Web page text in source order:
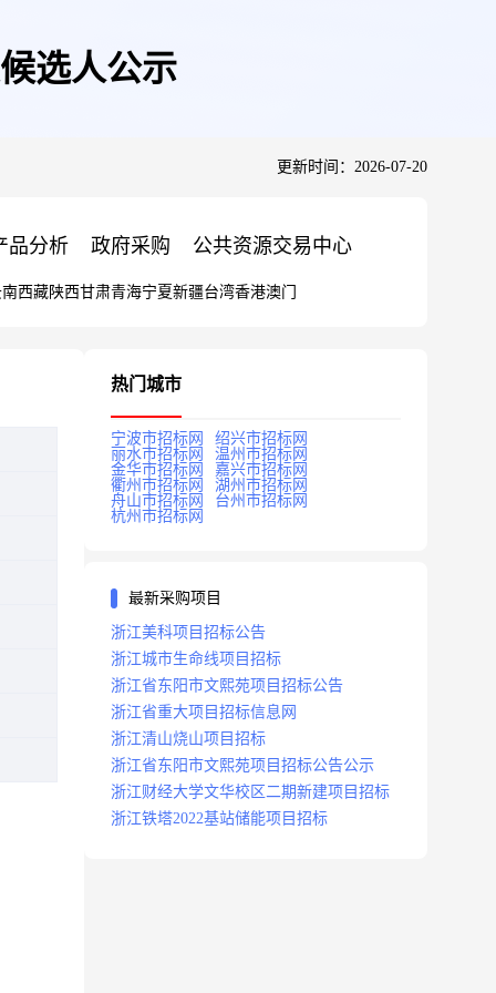
选人公示
更新时间：2026-07-20
品分析 政府采购 公共资源交易中心
西藏陕西甘肃青海宁夏新疆台湾香港澳门
热门城市
宁波市招标网
绍兴市招标网
丽水市招标网
温州市招标网
金华市招标网
嘉兴市招标网
衢州市招标网
湖州市招标网
舟山市招标网
台州市招标网
杭州市招标网
最新采购项目
浙江美科项目招标公告
浙江城市生命线项目招标
浙江省东阳市文熙苑项目招标公告
浙江省重大项目招标信息网
浙江清山烧山项目招标
浙江省东阳市文熙苑项目招标公告公示
浙江财经大学文华校区二期新建项目招标
浙江铁塔2022基站储能项目招标